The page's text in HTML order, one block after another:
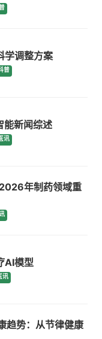
学调整方案
普
新闻综述
讯
年制药领域重
AI模型
讯
趋势：从节律健康